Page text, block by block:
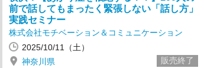
前で話してもまったく緊張しない「話し方」
実践セミナー
株式会社モチベーション＆コミュニケーション
2025/10/11（土）
神奈川県
販売終了